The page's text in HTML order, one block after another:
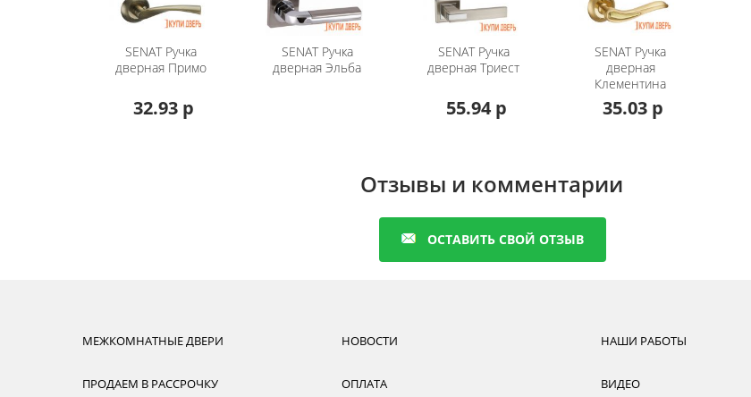
Цвет
Матовое золото/Золото глянцевое, Хром
матовый/Глянцевый хром
Тип крепежа
Стяжки, саморезы
SENATРучка
дверная Примо
32.93 р
SENATРучка
дверная Эльба
SENATРучка
дверная Триест
55.94 р
SENATРучка
дверная
Клементина
35.03 р
Отзывы и комментарии
ОСТАВИТЬ СВОЙ ОТЗЫВ
МЕЖКОМНАТНЫЕ ДВЕРИ
ПРОДАЕМ В РАССРОЧКУ
НОВОСТИ
ОПЛАТА
НАШИ РАБОТЫ
ВИДЕО